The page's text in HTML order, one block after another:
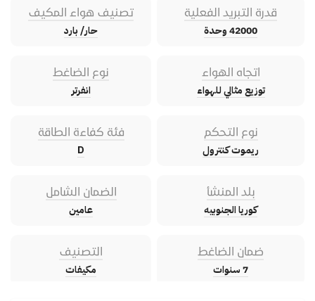
قدرة التبريد الفعلية
42000 وحدة
تصنيف هواء المكيف
حار/ بارد
اتجاه الهواء
توزيع مثالي للهواء
نوع الضاغط
انفرتر
نوع التحكم
ريموت كنترول
فئة كفاءة الطاقة
D
بلد المنشأ
كوريا الجنوبيه
الضمان الشامل
عامين
ضمان الضاغط
7 سنوات
التصنيف
مكيفات